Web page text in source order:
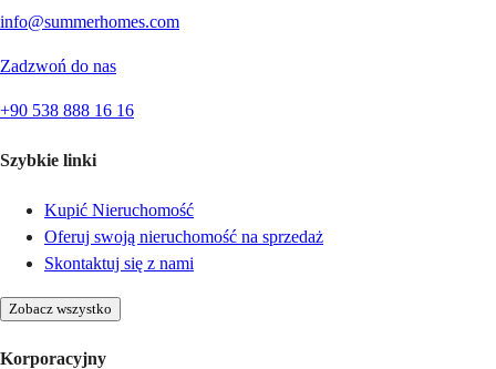
info@summerhomes.com
Zadzwoń do nas
+90 538 888 16 16
Szybkie linki
Kupić Nieruchomość
Oferuj swoją nieruchomość na sprzedaż
Skontaktuj się z nami
Zobacz wszystko
Korporacyjny